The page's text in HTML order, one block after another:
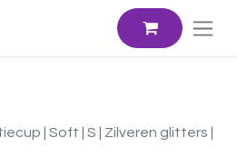
| Soft | S | Zilveren glitters |